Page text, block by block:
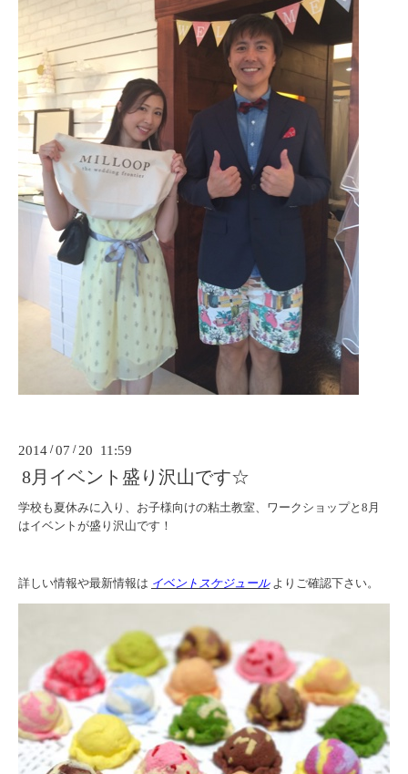
2014 /07 / 20 11:59
8月イベント盛り沢山です☆
学校も夏休みに入り、お子様向けの粘土教室、ワークショップと8月
はイベントが盛り沢山です！
詳しい情報や最新情報は イベントスケジュールよりご確認下さい。